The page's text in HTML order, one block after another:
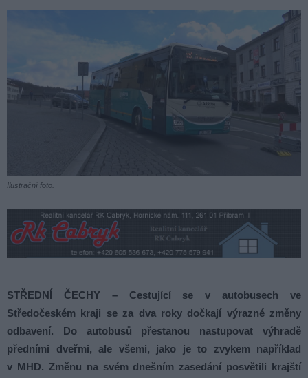
Ilustrační foto.
STŘEDNÍ ČECHY – Cestující se v autobusech ve
Středočeském kraji se za dva roky dočkají výrazné změny
odbavení. Do autobusů přestanou nastupovat výhradě
předními dveřmi, ale všemi, jako je to zvykem například
v MHD. Změnu na svém dnešním zasedání posvětili krajští